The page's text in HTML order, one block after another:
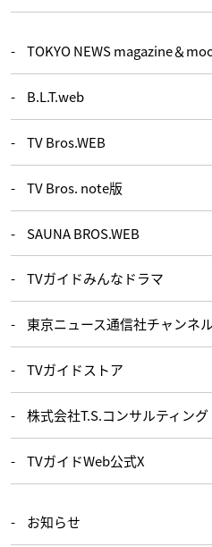
TOKYO NEWS magazine＆
B.L.T.web
TV Bros.WEB
TV Bros. note版
SAUNA BROS.WEB
TVガイドみんなドラマ
東京ニュース通信社チャンネル
TVガイドストア
株式会社T.S.コンサルティング
TVガイドWeb公式X
お知らせ